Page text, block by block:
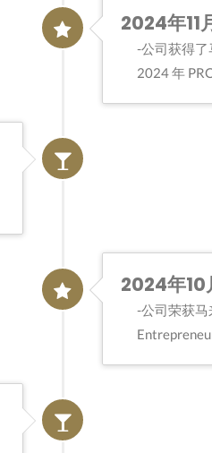
2024年11
公司获得了
2024 年
2024年10
公司荣获马